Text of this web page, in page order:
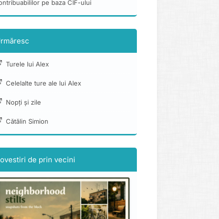
pe baza CIF-ului
Turele lui Alex
Celelalte ture ale lui Alex
Nopți și zile
Cătălin Simion
de prin vecini